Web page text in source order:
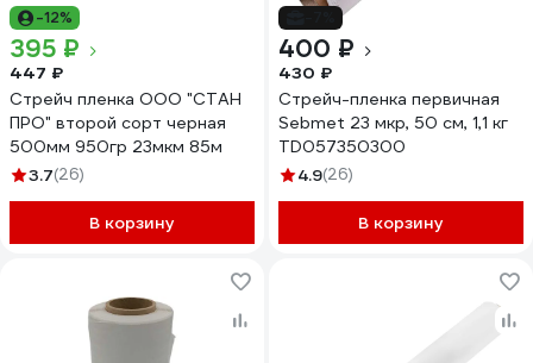
-12%
395 ₽
447 ₽
Стрейч пленка ООО "СТАН
ПРО" второй сорт черная
500мм 950гр 23мкм 85м
3.7(26)
В корзину
400 ₽
430 ₽
Стрейч-пленка первичная
Sebmet 23 мкр, 50 см, 1,1 кг
TD057350300
4.9(26)
В корзину